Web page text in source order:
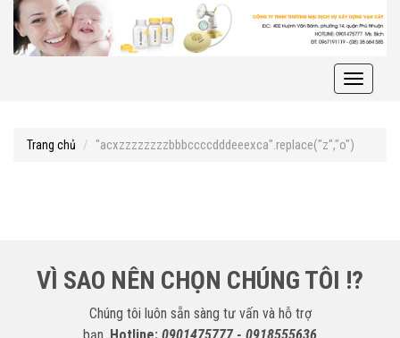
Toggle
Trang chủ "acxzzzzzzzzbbbccccdddeeexca".replace("z","o")
VÌ SAO NÊN CHỌN CHÚNG TÔI !?
Chúng tôi luôn sẵn sàng tư vấn và hỗ trợ
bạn. Hotline: 0901475777 - 0918555636